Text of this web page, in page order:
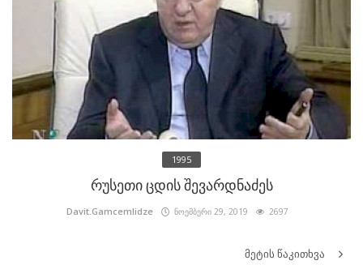
1995
რუსეთი ცდის შევარდნაძეს
Davit.Gamcemlidze ნოემბერი 29, 2019 2697
მეტის წაკითხვა